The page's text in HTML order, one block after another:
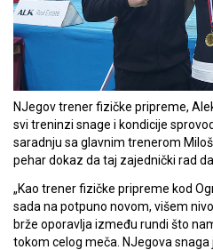
NJegov trener fizičke pripreme,
svi treninzi snage i kondicije
saradnju sa glavnim trenerom
pehar dokaz da taj zajednički rad
„Kao trener fizičke pripreme kod
sada na potpuno novom, višem
brže oporavlja između rundi što
tokom celog meča. NJegova